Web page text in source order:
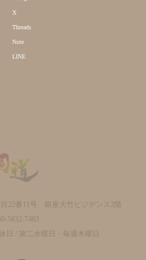
X
Threads
Note
LINE
目22番11号 銀座大竹ビジデンス2階
5832-7483
日 / 第二水曜日・毎週木曜日